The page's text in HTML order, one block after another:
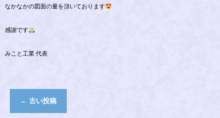
なかなかの図面の量を頂いております
感謝です
みこと工業 代表
← 古い投稿